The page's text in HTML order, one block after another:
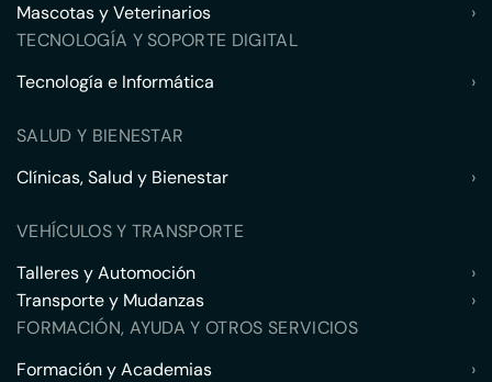
Mascotas y Veterinarios
›
TECNOLOGÍA Y SOPORTE DIGITAL
Tecnología e Informática
›
SALUD Y BIENESTAR
Clínicas, Salud y Bienestar
›
VEHÍCULOS Y TRANSPORTE
Talleres y Automoción
›
Transporte y Mudanzas
›
FORMACIÓN, AYUDA Y OTROS SERVICIOS
Formación y Academias
›